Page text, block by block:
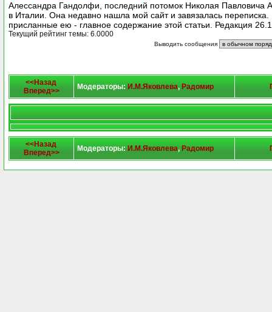
Алессандра Гандолфи, последний потомок Николая Павловича
в Италии. Она недавно нашла мой сайт и завязалась
присланные ею - главное содержание этой статьи. Редакция
Текущий рейтинг темы: 6.0000
Выводить сообщения
<<Назад
Вперед>>
Модераторы: И.М.Яковлева, Радомир
<<Назад
Вперед>>
Модераторы: И.М.Яковлева, Радомир